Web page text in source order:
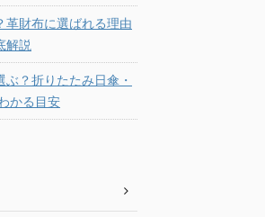
革財布に選ばれる理由
解説
？折りたたみ日傘・
かる目安